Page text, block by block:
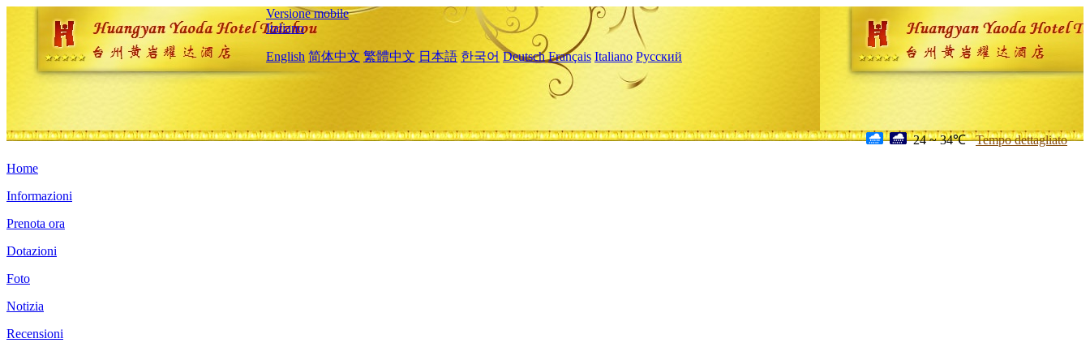
Versione mobile
Italiano
English 简体中文 繁體中文 日本語 한국어 Deutsch Français Italiano Русский
24 ~ 34℃ Tempo dettagliato
Home
Informazioni
Prenota ora
Dotazioni
Foto
Notizia
Recensioni